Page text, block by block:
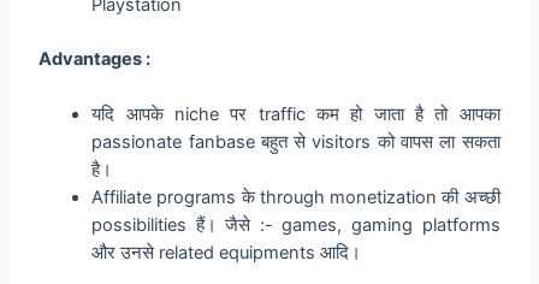
Playstation
Advantages :
यदि आपके niche पर traffic कम हो जाता है तो आपका
passionate fanbase बहुत से visitors को वापस ला सकता
है।
Affiliate programs के through monetization की अच्छी
possibilities हैं। जैसे :- games, gaming platforms
और उनसे related equipments आदि।